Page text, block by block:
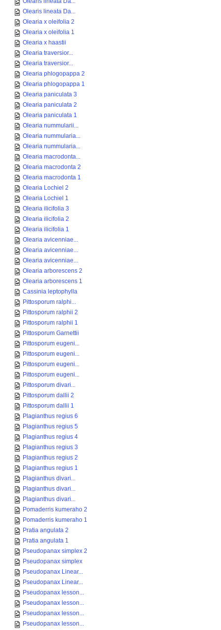
Olearis lineata Da...
Olearia x oleifolia 2
Olearia x oleifolia 1
Olearia x haastii
Olearia traversior...
Olearia traversior...
Olearia phlogopappa 2
Olearia phlogopappa 1
Olearia paniculata 3
Olearia paniculata 2
Olearia paniculata 1
Olearia nummularii...
Olearia nummularia...
Olearia nummularia...
Olearia macrodonta...
Olearia macrodonta 2
Olearia macrodonta 1
Olearia Lochiel 2
Olearia Lochiel 1
Olearia ilicifolia 3
Olearia ilicifolia 2
Olearia ilicifolia 1
Olearia avicenniae...
Olearia avicenniae...
Olearia avicenniae...
Olearia arborescens 2
Olearia arborescens 1
Cassinia leptophylla
Pittosporum ralphi...
Pittosporum ralphii 2
Pittosporum ralphii 1
Pittosporum Garnettii
Pittosporum eugeni...
Pittosporum eugeni...
Pittosporum eugeni...
Pittosporum eugeni...
Pittosporum divari...
Pittosporum dallii 2
Pittosporum dallii 1
Plagianthus regius 6
Plagianthus regius 5
Plagianthus regius 4
Plagianthus regius 3
Plagianthus regius 2
Plagianthus regius 1
Plagianthus divari...
Plagianthus divari...
Plagianthus divari...
Pomaderris kumeraho 2
Pomaderris kumeraho 1
Pratia angulata 2
Pratia angulata 1
Pseudopanax simplex 2
Pseudopanax simplex
Pseudopanax Linear...
Pseudopanax Linear...
Pseudopanax lesson...
Pseudopanax lesson...
Pseudopanax lesson...
Pseudopanax lesson...